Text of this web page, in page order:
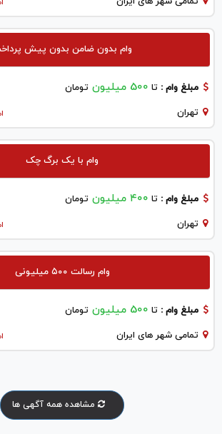
وام بدون ضامن بدون پیش
مبلغ وام : تا 500 میلیون تومان
تهران
وام با یک برگ چک
مبلغ وام : تا ۴۰۰ میلیون تومان
تهران
وام رسالت ۵۰۰ میلیونی
مبلغ وام : تا 500 میلیون تومان
تمامی شهر های ایران
مشاهده همه آگهی ها